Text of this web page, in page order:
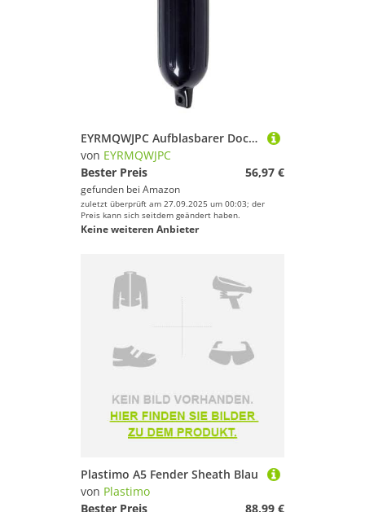
EYRMQWJPC Aufblasbarer Dock-Stoßfängerball Boot Kotflügel Mooring Boje Dock Fender Bumper Ball Aufblasbare Yacht for Ponton Schwarz
von EYRMQWJPC
Bester Preis
56,97 €
gefunden bei Amazon
zuletzt überprüft am 27.09.2025 um 00:03; der
Preis kann sich seitdem geändert haben.
Keine weiteren Anbieter
Plastimo A5 Fender Sheath Blau
von Plastimo
Bester Preis
88,99 €